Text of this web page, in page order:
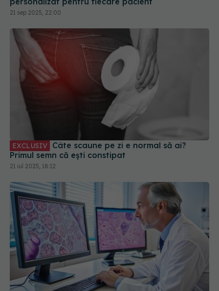
EXCLUSIV
Primul semn că ești constipat
21 iul 2025, 18:12
EXCLUSIV
Testul care îți arată dacă faci cancer.
Prof. univ. dr. Ovidiu Pop: Cifre impresionante